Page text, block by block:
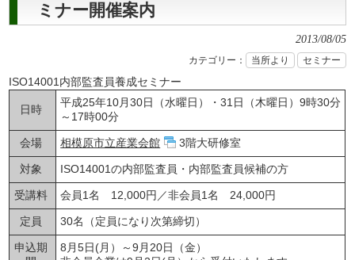
ミナー開催案内
2013/08/05
カテゴリー： 当所より セミナー
ISO14001内部監査員養成セミナー
日時
平成25年10月30日（水曜日）・31日（木曜日）9時30分
～17時00分
会場 相模原市立産業会館 3階大研修室
対象 ISO14001の内部監査員・内部監査員候補の方
受講料 会員1名 12,000円／非会員1名 24,000円
定員 30名（定員になり次第締切）
申込期
8月5日(月）～9月20日（金）